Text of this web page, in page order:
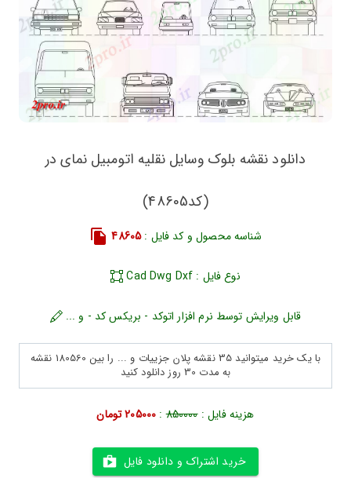
دانلود نقشه بلوک وسایل نقلیه اتومبیل نمای در
(کد48605)
شناسه محصول و کد فایل :48605
نوع فایل : Cad Dwg Dxf
قابل ویرایش توسط نرم افزار اتوکد - بریکس کد - و ...
با یک خرید میتوانید 35 نقشه پلان جزییات و ... را بین 180560 نقشه
به مدت 30 روز دانلود کنید
هزینه فایل :850000
: 205000 تومان
خرید اشتراک و دانلود فایل